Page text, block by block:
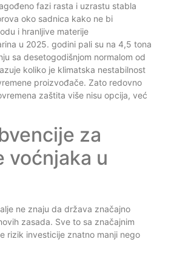
fazi rasta i uzrastu stabla
oko sadnica kako ne bi
i hranljive materije
u 2025. godini pali su na 4,5 tona
sa desetogodišnjom normalom od
koliko je klimatska nestabilnost
proizvođače. Zato redovno
zaštita više nisu opcija, već
za
voćnjaka u
ne znaju da država značajno
zasada. Sve to sa značajnim
rizik investicije znatno manji nego